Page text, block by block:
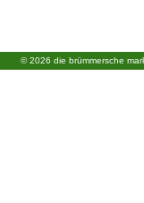
© 2026 die brümmersche